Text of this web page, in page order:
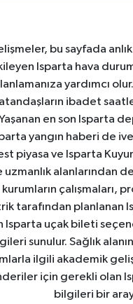
bu sayfada
Isparta hava
yardımcı
ibadet
en son Isparta
yangın haberi de
piyasa ve Isparta
alanlarından
tarafından planlanan
Isparta uçak bileti
sunulur. Sağlık
ilgili akademik
için gerekli olan
bilgileri bir